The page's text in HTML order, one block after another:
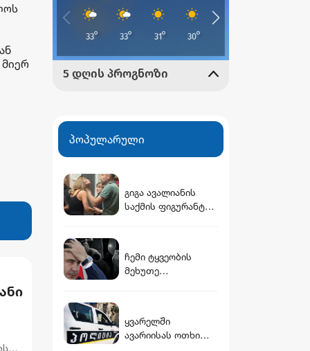
პოპულარული
გიგა ავალიანის
საქმის ფიგურანტი
ჩემი ტყვეობის
მეხუთე
მეგობარი:
კრიმინალი,
ყვარელში
ავარიისას ოთხი